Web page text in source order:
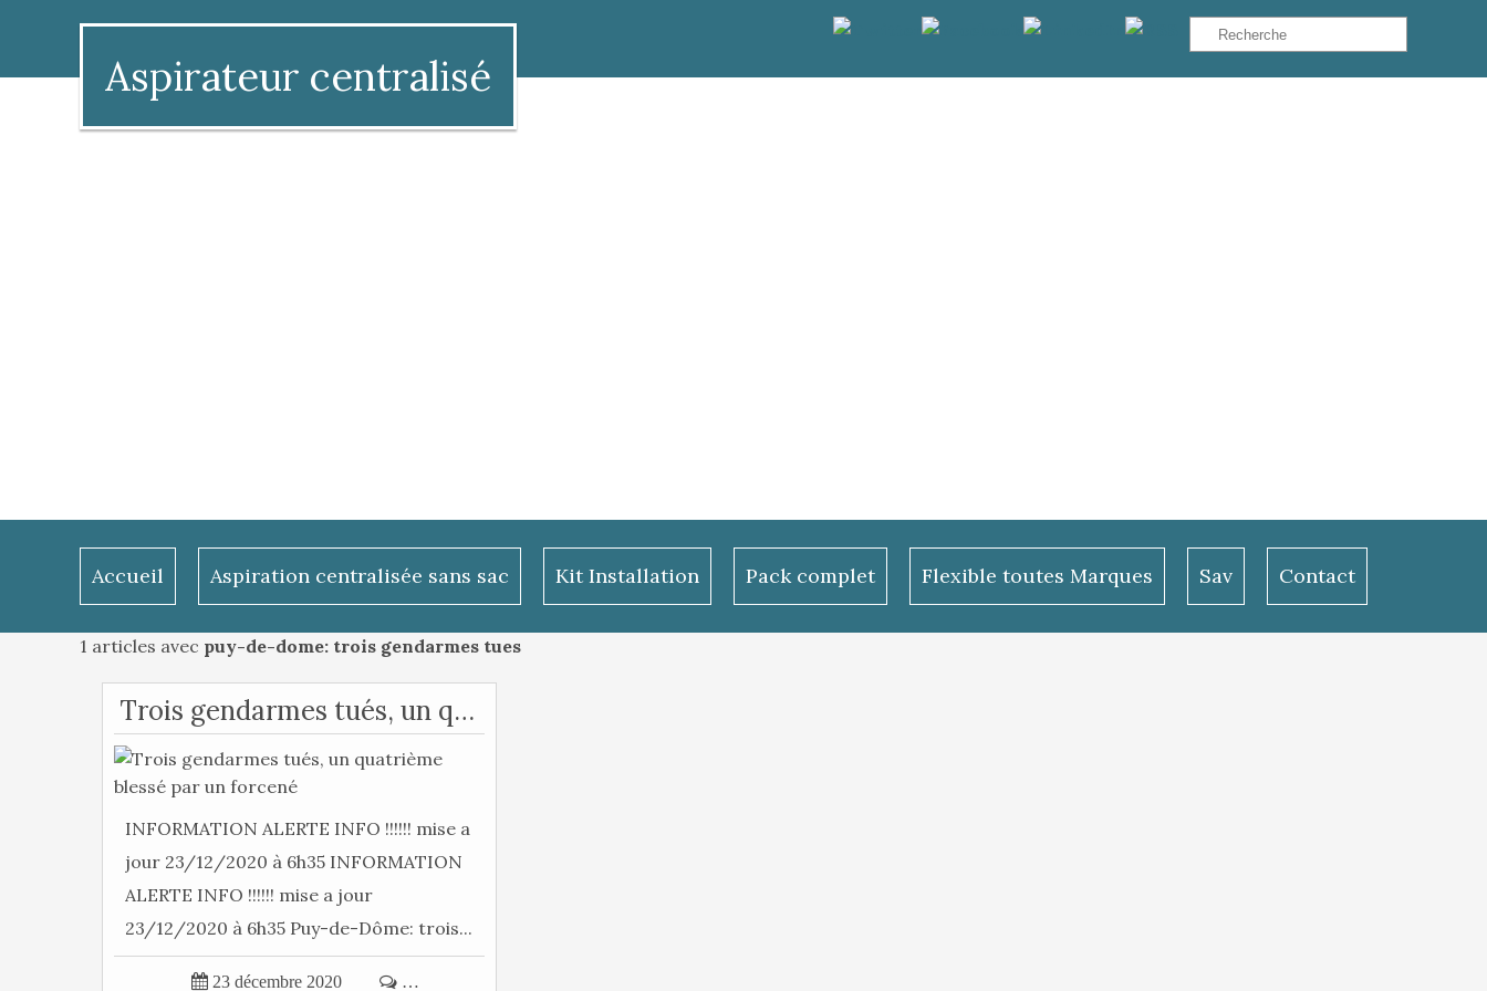
Aspirateur centralisé
Accueil Aspiration centralisée sans sac Kit Installation Pack complet Flexible toutes Marques Sav Contact
1 articles avec puy-de-dome: trois gendarmes tues
Trois gendarmes tués, un quatrième blessé par un forcené
INFORMATION ALERTE INFO !!!!!! mise a
jour 23/12/2020 à 6h35 INFORMATION
ALERTE INFO !!!!!! mise a jour
23/12/2020 à 6h35 Puy-de-Dôme: trois...
 23 décembre 2020  …